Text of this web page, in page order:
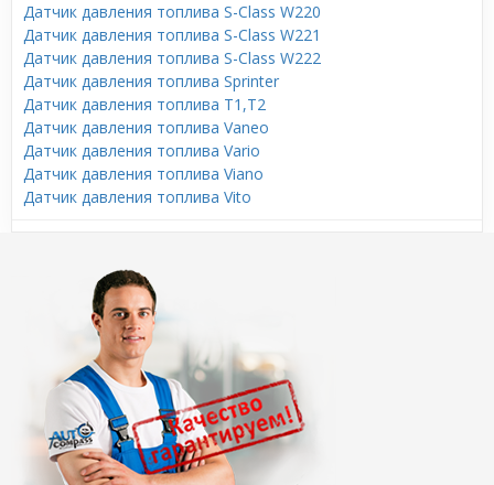
Датчик давления топлива S-Class W220
Датчик давления топлива S-Class W221
Датчик давления топлива S-Class W222
Датчик давления топлива Sprinter
Датчик давления топлива T1,T2
Датчик давления топлива Vaneo
Датчик давления топлива Vario
Датчик давления топлива Viano
Датчик давления топлива Vito